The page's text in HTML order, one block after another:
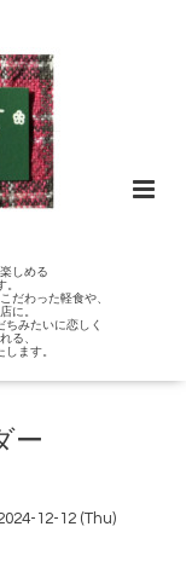
しめる
だわった軽食や、
に。
みたいに恋しく
る、
ます。
ー
12-12 (Thu)